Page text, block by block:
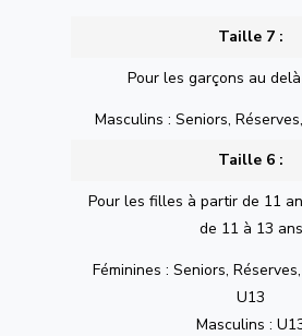
Taille 7 :
Pour les garçons au
Masculins : Seniors,
Taille 6 :
Pour les filles à partir de 11
de 11 à 13 ans
Féminines : Seniors,
U13
Masculins :